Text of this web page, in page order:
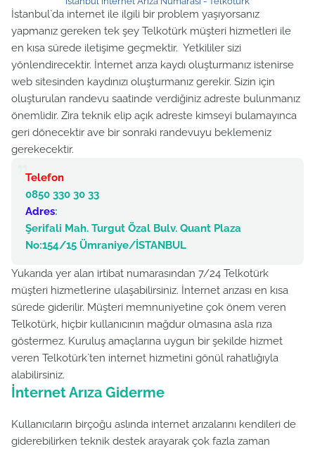
İstanbul`da internet ile ilgili bir problem yaşıyorsanız
yapmanız gereken tek şey Telkotürk müşteri hizmetleri ile
en kısa sürede iletişime geçmektir. Yetkililer sizi
yönlendirecektir. İnternet arıza kaydı oluşturmanız istenirse
web sitesinden kaydınızı oluşturmanız gerekir. Sizin için
oluşturulan randevu saatinde verdiğiniz adreste bulunmanız
önemlidir. Zira teknik elip açık adreste kimseyi bulamayınca
geri dönecektir ave bir sonraki randevuyu beklemeniz
gerekecektir.
Telefon
0850 330 30 33
Adres:
Şerifali Mah. Turgut Özal Bulv. Quant Plaza
No:154/15 Ümraniye/İSTANBUL
Yukarıda yer alan irtibat numarasından 7/24 Telkotürk
müşteri hizmetlerine ulaşabilirsiniz. İnternet arızası en kısa
sürede giderilir. Müşteri memnuniyetine çok önem veren
Telkotürk, hiçbir kullanıcının mağdur olmasına asla rıza
göstermez. Kuruluş amaçlarına uygun bir şekilde hizmet
veren Telkotürk`ten internet hizmetini gönül rahatlığıyla
alabilirsiniz.
İnternet Arıza Giderme
Kullanıcıların birçoğu aslında internet arızalarını kendileri de
giderebilirken teknik destek arayarak çok fazla zaman